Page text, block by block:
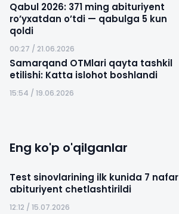
Qabul 2026: 371 ming abituriyent
ro’yxatdan o’tdi — qabulga 5 kun
qoldi
00:27 / 21.06.2026
Samarqand OTMlari qayta tashkil
etilishi: Katta islohot boshlandi
15:54 / 19.06.2026
Eng ko'p o'qilganlar
Test sinovlarining ilk kunida 7 nafar
abituriyent chetlashtirildi
12:12 / 15.07.2026